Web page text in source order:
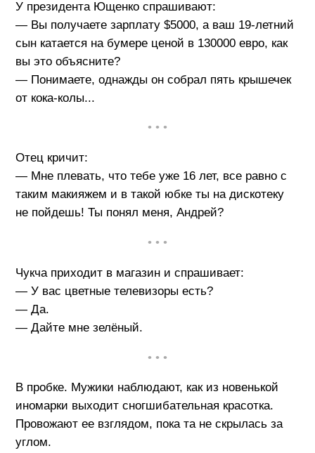
У президента Ющенко спрашивают:
— Вы получаете зарплату $5000, а ваш 19-летний
сын катается на бумере ценой в 130000 евро, как
вы это объясните?
— Понимаете, однажды он собрал пять крышечек
от кока-колы...
• • •
Отец кричит:
— Мне плевать, что тебе уже 16 лет, все равно с
таким макияжем и в такой юбке ты на дискотеку
не пойдешь! Ты понял меня, Андрей?
• • •
Чукча приходит в магазин и спрашивает:
— У вас цветные телевизоры есть?
— Да.
— Дайте мне зелёный.
• • •
В пробке. Мужики наблюдают, как из новенькой
иномарки выходит сногшибательная красотка.
Провожают ее взглядом, пока та не скрылась за
углом.